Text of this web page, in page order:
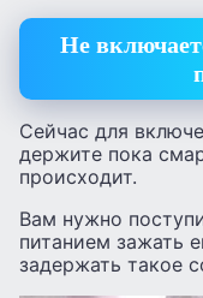
Не
Сейчас для
держите пока
происходит.
Вам нужно
питанием зажать
задержать такое